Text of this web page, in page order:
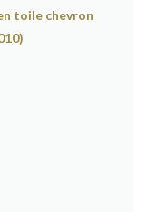
toile chevron